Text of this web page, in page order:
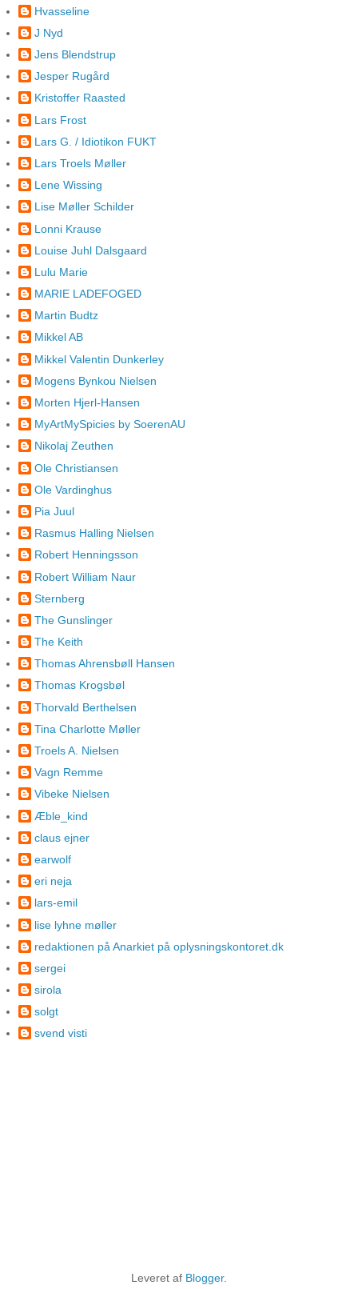
Hvasseline
J Nyd
Jens Blendstrup
Jesper Rugård
Kristoffer Raasted
Lars Frost
Lars G. / Idiotikon FUKT
Lars Troels Møller
Lene Wissing
Lise Møller Schilder
Lonni Krause
Louise Juhl Dalsgaard
Lulu Marie
MARIE LADEFOGED
Martin Budtz
Mikkel AB
Mikkel Valentin Dunkerley
Mogens Bynkou Nielsen
Morten Hjerl-Hansen
MyArtMySpicies by SoerenAU
Nikolaj Zeuthen
Ole Christiansen
Ole Vardinghus
Pia Juul
Rasmus Halling Nielsen
Robert Henningsson
Robert William Naur
Sternberg
The Gunslinger
The Keith
Thomas Ahrensbøll Hansen
Thomas Krogsbøl
Thorvald Berthelsen
Tina Charlotte Møller
Troels A. Nielsen
Vagn Remme
Vibeke Nielsen
Æble_kind
claus ejner
earwolf
eri neja
lars-emil
lise lyhne møller
redaktionen på Anarkiet på oplysningskontoret.dk
sergei
sirola
solgt
svend visti
Leveret af Blogger.